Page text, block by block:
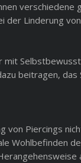
verschiedene
der Linderung
beitragen,
Piercings
Wohlbefinden